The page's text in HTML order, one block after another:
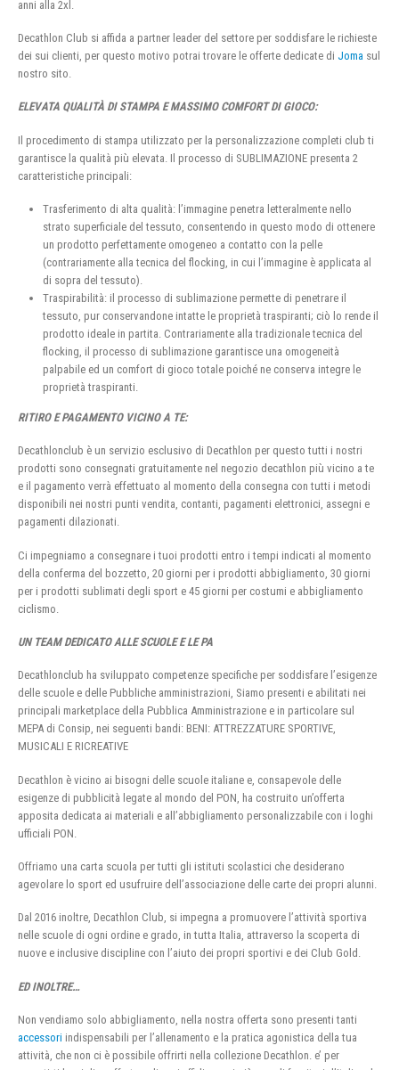
anni alla 2xl.
Decathlon Club si affida a partner leader del settore per soddisfare le richieste
dei sui clienti, per questo motivo potrai trovare le offerte dedicate di Joma sul
nostro sito.
ELEVATA QUALITÀ DI STAMPA E MASSIMO COMFORT DI GIOCO:
Il procedimento di stampa utilizzato per la personalizzazione completi club ti
garantisce la qualità più elevata. Il processo di SUBLIMAZIONE presenta 2
caratteristiche principali:
Trasferimento di alta qualità: l’immagine penetra letteralmente nello
strato superficiale del tessuto, consentendo in questo modo di ottenere
un prodotto perfettamente omogeneo a contatto con la pelle
(contrariamente alla tecnica del flocking, in cui l’immagine è applicata al
di sopra del tessuto).
Traspirabilità: il processo di sublimazione permette di penetrare il
tessuto, pur conservandone intatte le proprietà traspiranti; ciò lo rende il
prodotto ideale in partita. Contrariamente alla tradizionale tecnica del
flocking, il processo di sublimazione garantisce una omogeneità
palpabile ed un comfort di gioco totale poiché ne conserva integre le
proprietà traspiranti.
RITIRO E PAGAMENTO VICINO A TE:
Decathlonclub è un servizio esclusivo di Decathlon per questo tutti i nostri
prodotti sono consegnati gratuitamente nel negozio decathlon più vicino a te
e il pagamento verrà effettuato al momento della consegna con tutti i metodi
disponibili nei nostri punti vendita, contanti, pagamenti elettronici, assegni e
pagamenti dilazionati.
Ci impegniamo a consegnare i tuoi prodotti entro i tempi indicati al momento
della conferma del bozzetto, 20 giorni per i prodotti abbigliamento, 30 giorni
per i prodotti sublimati degli sport e 45 giorni per costumi e abbigliamento
ciclismo.
UN TEAM DEDICATO ALLE SCUOLE E LE PA
Decathlonclub ha sviluppato competenze specifiche per soddisfare l’esigenze
delle scuole e delle Pubbliche amministrazioni, Siamo presenti e abilitati nei
principali marketplace della Pubblica Amministrazione e in particolare sul
MEPA di Consip, nei seguenti bandi: BENI: ATTREZZATURE SPORTIVE,
MUSICALI E RICREATIVE
Decathlon è vicino ai bisogni delle scuole italiane e, consapevole delle
esigenze di pubblicità legate al mondo del PON, ha costruito un’offerta
apposita dedicata ai materiali e all’abbigliamento personalizzabile con i loghi
ufficiali PON.
Offriamo una carta scuola per tutti gli istituti scolastici che desiderano
agevolare lo sport ed usufruire dell’associazione delle carte dei propri alunni.
Dal 2016 inoltre, Decathlon Club, si impegna a promuovere l’attività sportiva
nelle scuole di ogni ordine e grado, in tutta Italia, attraverso la scoperta di
nuove e inclusive discipline con l’aiuto dei propri sportivi e dei Club Gold.
ED INOLTRE…
Non vendiamo solo abbigliamento, nella nostra offerta sono presenti tanti
accessori indispensabili per l’allenamento e la pratica agonistica della tua
attività, che non ci è possibile offrirti nella collezione Decathlon. e’ per